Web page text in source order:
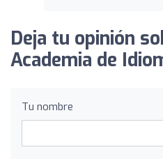
Deja tu opinión
Academia de
Tu nombre